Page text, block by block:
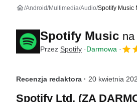
Android Multimedia Audio Spotify Music
Spotify Music
Przez Spotify Darmowa
Recenzja redaktora · 20 kwietnia
Spotify Ltd. (ZA